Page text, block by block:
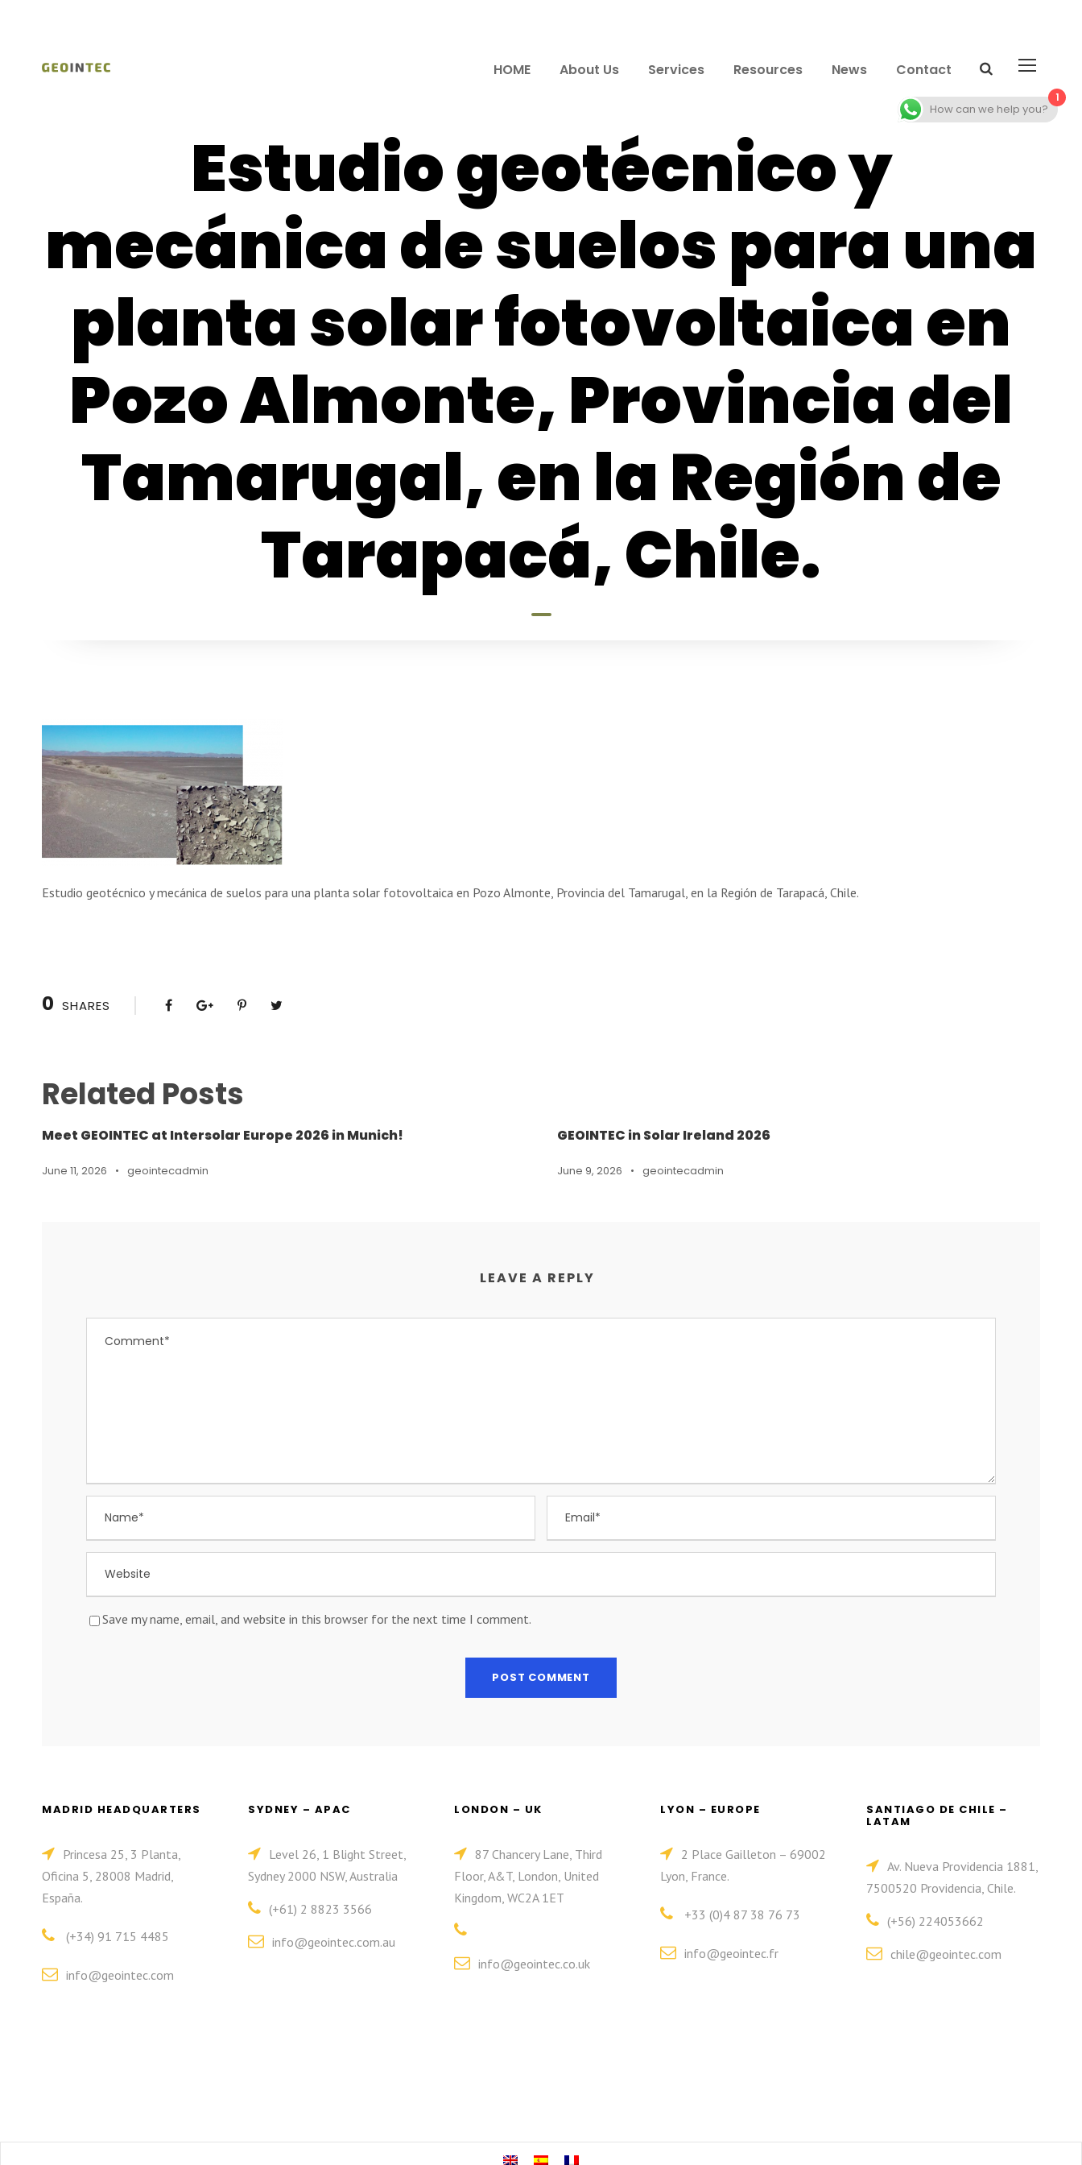
HOME About Us Services Resources News Contact
Estudio geotécnico y
mecánica de suelos para una
planta solar fotovoltaica en
Pozo Almonte, Provincia del
Tamarugal, en la Región de
Tarapacá, Chile.
Estudio geotécnico y mecánica de suelos para una planta solar fotovoltaica en Pozo Almonte, Provincia del Tamarugal, en la Región de Tarapacá, Chile.
0 SHARES
Related Posts
Meet GEOINTEC at Intersolar Europe 2026 in Munich!
June 11, 2026 • geointecadmin
GEOINTEC in Solar Ireland 2026
June 9, 2026 • geointecadmin
LEAVE A REPLY
Save my name, email, and website in this browser for the next time I comment.
MADRID HEADQUARTERS
Princesa 25, 3 Planta,
Oficina 5, 28008 Madrid,
España.
(+34) 91 715 4485
info@geointec.com
SYDNEY – APAC
Level 26, 1 Blight Street,
Sydney 2000 NSW, Australia
(+61) 2 8823 3566
info@geointec.com.au
LONDON – UK
87 Chancery Lane, Third
Floor, A&T, London, United
Kingdom, WC2A 1ET
info@geointec.co.uk
LYON – EUROPE
2 Place Gailleton – 69002
Lyon, France.
+33 (0)4 87 38 76 73
info@geointec.fr
SANTIAGO DE CHILE –
LATAM
Av. Nueva Providencia 1881,
7500520 Providencia, Chile.
(+56) 224053662
chile@geointec.com
1
How can we help you?